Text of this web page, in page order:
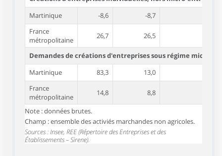
Martinique
-8,6
-8,7
France
métropolitaine
26,7 26,5
Demandes de créations d'entreprises sous régime micro-
Martinique
83,3
13,0
France
métropolitaine
14,8 8,8
Note : données brutes.
Champ : ensemble des activiés marchandes non agricoles.
Sources : Insee, REE (Répertoire des Entreprises et des
Établissements – Sirene).